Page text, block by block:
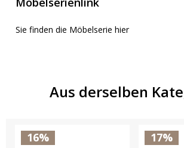
Sie finden die Möbelserie hier
Aus derselben
16% 17%